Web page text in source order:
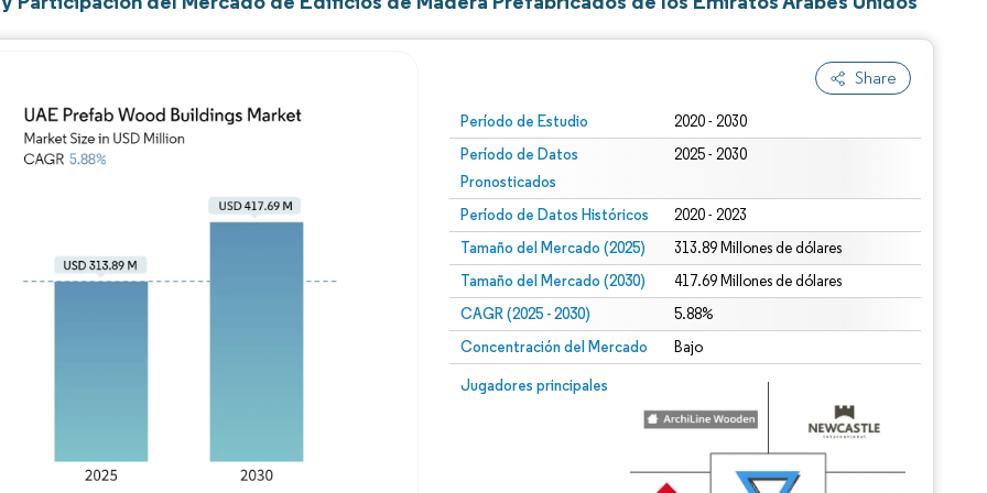
Share
Período de Estudio 2020 - 2030
Período de Datos
Pronosticados
2025 - 2030
Período de Datos Históricos 2020 - 2023
Tamaño del Mercado (2025) 313.89 Millones de dólares
Tamaño del Mercado (2030) 417.69 Millones de dólares
CAGR (2025 - 2030) 5.88%
Concentración del Mercado Bajo
Jugadores principales